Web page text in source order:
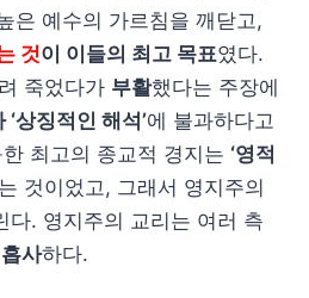
은 예수의 가르침을 깨닫고,
것이 이들의 최고 목표였다.
죽었다가 부활했다는 주장에
‘상징적인 해석’에 불과하다고
최고의 종교적 경지는 ‘영적
것이었고, 그래서 영지주의
. 영지주의 교리는 여러 측
사하다.